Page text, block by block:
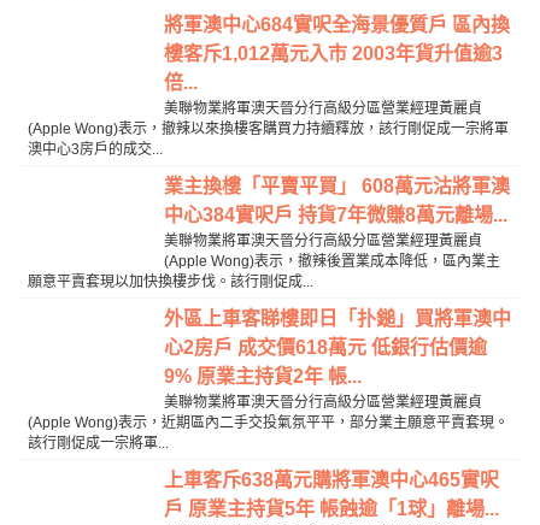
將軍澳中心684實呎全海景優質戶 區內換
樓客斥1,012萬元入市 2003年貨升值逾3
倍...
美聯物業將軍澳天晉分行高級分區營業經理黃麗貞
(Apple Wong)表示，撤辣以來換樓客購買力持續釋放，該行剛促成一宗將軍
澳中心3房戶的成交...
業主換樓「平賣平買」 608萬元沽將軍澳
中心384實呎戶 持貨7年微賺8萬元離場...
美聯物業將軍澳天晉分行高級分區營業經理黃麗貞
(Apple Wong)表示，撤辣後置業成本降低，區內業主
願意平賣套現以加快換樓步伐。該行剛促成...
外區上車客睇樓即日「扑鎚」買將軍澳中
心2房戶 成交價618萬元 低銀行估價逾
9% 原業主持貨2年 帳...
美聯物業將軍澳天晉分行高級分區營業經理黃麗貞
(Apple Wong)表示，近期區內二手交投氣氛平平，部分業主願意平賣套現。
該行剛促成一宗將軍...
上車客斥638萬元購將軍澳中心465實呎
戶 原業主持貨5年 帳蝕逾「1球」離場...